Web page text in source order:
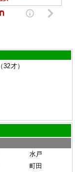
（32才）
水戸
町田